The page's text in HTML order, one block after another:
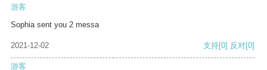
游客
Sophia sent you 2 messa
2021-12-02 支持[0] 反对[0]
游客